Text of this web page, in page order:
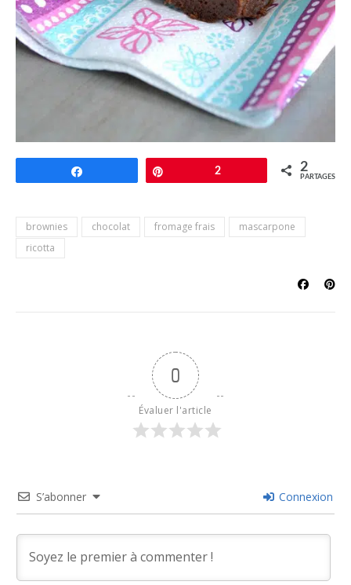
2 2
PARTAGES
brownies chocolat fromage frais
mascarpone
ricotta
0
Évaluer l'article
S’abonner Connexion